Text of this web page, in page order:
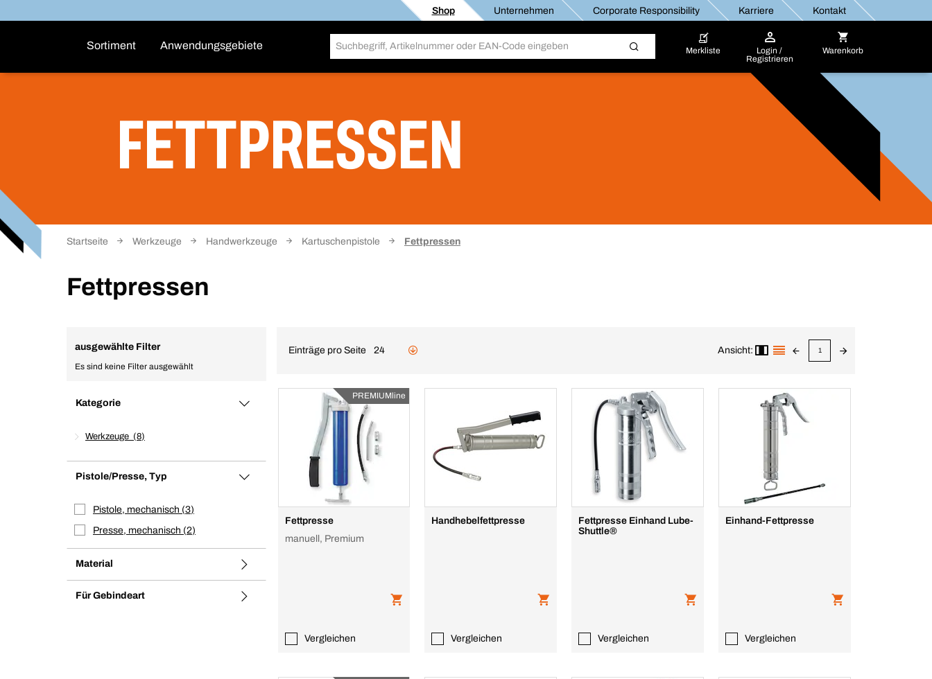
Shop Unternehmen Corporate Responsibility Karriere Kontakt
Sortiment Anwendungsgebiete Merkliste
Login /
Registrieren
Warenkorb
FETTPRESSEN
Startseite Werkzeuge Handwerkzeuge Kartuschenpistole Fettpressen
Fettpressen
ausgewählte Filter
Es sind keine Filter ausgewählt
Kategorie
Werkzeuge 8
Pistole/Presse, Typ
Pistole, mechanisch 3
Presse, mechanisch 2
Material
Für Gebindeart
Einträge pro Seite 24 Ansicht: 1
PREMIUMline
Fettpresse
manuell, Premium
Vergleichen
Handhebelfettpresse
Vergleichen
Fettpresse Einhand Lube-
Shuttle®
Vergleichen
Einhand-Fettpresse
Vergleichen